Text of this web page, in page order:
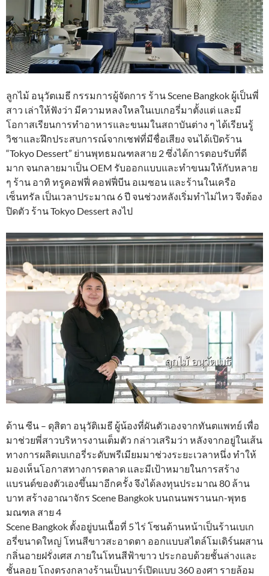
ลูกไม้ อนุวัตเมธี กรรมการผู้จัดการ ร้าน Scene Bangkok ผู้เป็นพี่
สาว เล่าให้ฟังว่า มีความหลงใหลในเบเกอรี่มาตั้งแต่ และมี
โอกาสเรียนการทำอาหารและขนมในสถาบันต่าง ๆ ได้เรียนรู้
วิชาและฝึกประสบการณ์จากเชฟที่มีชื่อเสียง จนได้เปิดร้าน
“Tokyo Dessert” ย่านพุทธมณฑลสาย 2 ซึ่งได้การตอบรับที่ดี
มาก จนกลายมาเป็น OEM รับออกแบบและทำขนมให้กับหลาย
ๆ ร้าน อาทิ ทรูคอฟฟี่ คอฟฟี่บีน อเมซอน และร้านในเครือ
เซ็นทรัล เป็นเวลาประมาณ 6 ปี จนช่วงหลังเริ่มทำไม่ไหว จึงต้อง
ปิดตัว ร้าน Tokyo Dessert ลงไป
ด้าน ซีน – ดุสิตา อนุวัติเมธี ผู้น้องที่ผันตัวเองจากทันตแพทย์ เพื่อ
มาช่วยพี่สาวบริหารงานเต็มตัว กล่าวเสริมว่า หลังจากอยู่ในเส้น
ทางการผลิตเบเกอรี่ระดับพรีเมียมมาช่วงระยะเวลาหนึ่ง ทำให้
มองเห็นโอกาสทางการตลาด และมีเป้าหมายในการสร้าง
แบรนด์ของตัวเองขึ้นมาอีกครั้ง จึงได้ลงทุนประมาณ 80 ล้าน
บาท สร้างอาณาจักร Scene Bangkok บนถนนพรานนก-พุทธ
มณฑล สาย 4
Scene Bangkok ตั้งอยู่บนเนื้อที่ 5 ไร่ โซนด้านหน้าเป็นร้านเบเก
อรี่ขนาดใหญ่ โทนสีขาวสะอาดตา ออกแบบสไตล์โมเดิร์นผสาน
กลิ่นอายฝรั่งเศส ภายในโทนสีฟ้าขาว ประกอบด้วยชั้นล่างและ
ชั้นลอย โถงตรงกลางร้านเป็นบาร์เปิดแบบ 360 องศา รายล้อม